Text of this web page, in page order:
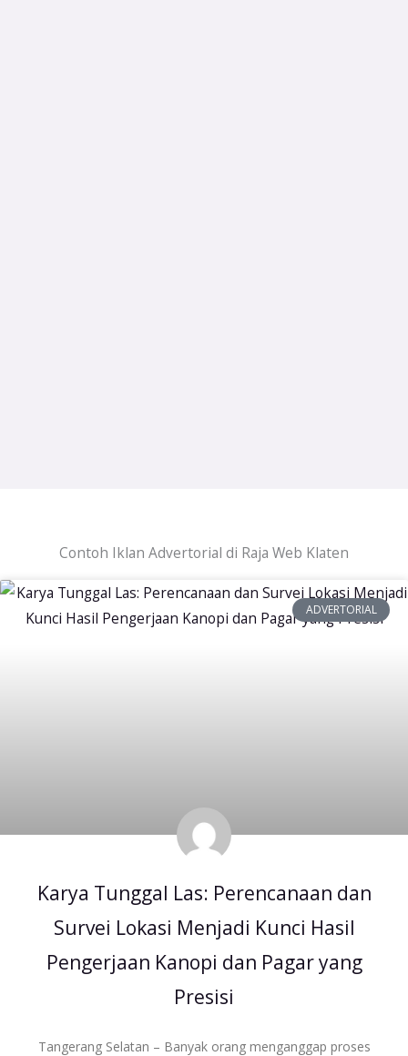
Contoh Iklan Advertorial di Raja Web Klaten
ADVERTORIAL
Karya Tunggal Las: Perencanaan dan
Survei Lokasi Menjadi Kunci Hasil
Pengerjaan Kanopi dan Pagar yang
Presisi
Tangerang Selatan – Banyak orang menganggap proses